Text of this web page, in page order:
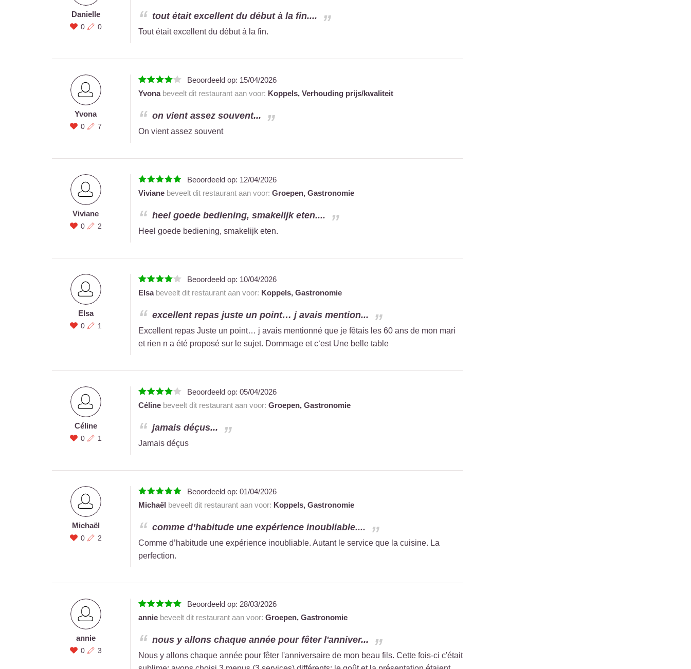
Danielle
0 0
tout était excellent du début à la fin....
Tout était excellent du début à la fin.
Yvona
0 7
Beoordeeld op: 15/04/2026
Yvonabeveelt dit restaurant aan voor: Koppels, Verhouding prijs/kwaliteit
on vient assez souvent...
On vient assez souvent
Viviane
0 2
Beoordeeld op: 12/04/2026
Vivianebeveelt dit restaurant aan voor: Groepen, Gastronomie
heel goede bediening, smakelijk eten....
Heel goede bediening, smakelijk eten.
Elsa
0 1
Beoordeeld op: 10/04/2026
Elsabeveelt dit restaurant aan voor: Koppels, Gastronomie
excellent repas juste un point… j avais mention...
Excellent repas Juste un point… j avais mentionné que je fêtais les 60 ans de mon mari
et rien n a été proposé sur le sujet. Dommage et c‘est Une belle table
Céline
0 1
Beoordeeld op: 05/04/2026
Célinebeveelt dit restaurant aan voor: Groepen, Gastronomie
jamais déçus...
Jamais déçus
Michaël
0 2
Beoordeeld op: 01/04/2026
Michaël beveelt dit restaurant aan voor: Koppels, Gastronomie
comme d’habitude une expérience inoubliable....
Comme d’habitude une expérience inoubliable. Autant le service que la cuisine. La
perfection.
annie
0 3
Beoordeeld op: 28/03/2026
anniebeveelt dit restaurant aan voor: Groepen, Gastronomie
nous y allons chaque année pour fêter l'anniver...
Nous y allons chaque année pour fêter l'anniversaire de mon beau fils. Cette fois-ci c'était